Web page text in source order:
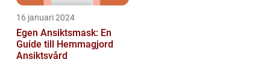
16 januari 2024
Egen Ansiktsmask: En
Guide till Hemmagjord
Ansiktsvård